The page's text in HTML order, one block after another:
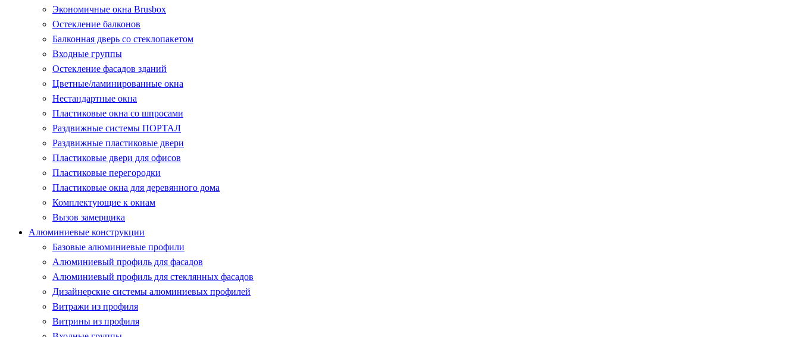
Экономичные окна Brusbox
Остекление балконов
Балконная дверь со стеклопакетом
Входные группы
Остекление фасадов зданий
Цветные/ламинированные окна
Нестандартные окна
Пластиковые окна со шпросами
Раздвижные системы ПОРТАЛ
Раздвижные пластиковые двери
Пластиковые двери для офисов
Пластиковые перегородки
Пластиковые окна для деревянного дома
Комплектующие к окнам
Вызов замерщика
Алюминиевые конструкции
Базовые алюминиевые профили
Алюминиевый профиль для фасадов
Алюминиевый профиль для стеклянных фасадов
Дизайнерские системы алюминиевых профилей
Витражи из профиля
Витрины из профиля